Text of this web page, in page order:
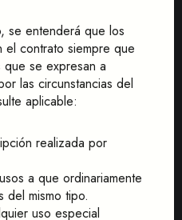
se entenderá que los
el contrato siempre que
se expresan a
las circunstancias del
aplicable:
realizada por
a que ordinariamente
del mismo tipo.
uso especial